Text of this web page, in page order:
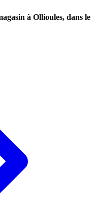
à Ollioules, dans le